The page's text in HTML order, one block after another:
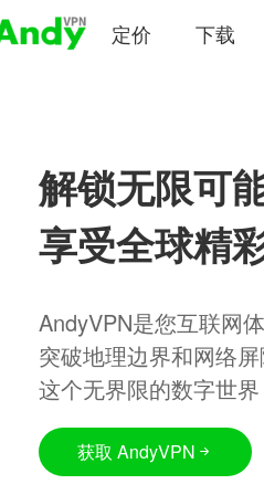
定价 下载
解锁无限可
享受全球精
AndyVPN是您互联网
突破地理边界和网络
这个无界限的数字世界
获取 AndyVPN